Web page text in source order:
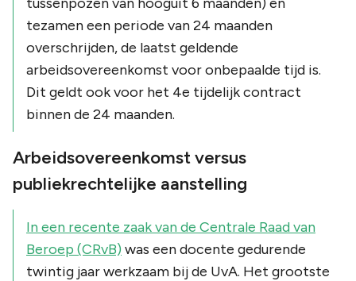
tezamen een periode van 24 maanden
overschrijden, de laatst geldende
arbeidsovereenkomst voor onbepaalde tijd is.
Dit geldt ook voor het 4e tijdelijk contract
binnen de 24 maanden.
Arbeidsovereenkomst versus
publiekrechtelijke aanstelling
In een recente zaak van de Centrale Raad van
Beroep (CRvB) was een docente gedurende
twintig jaar werkzaam bij de UvA. Het grootste